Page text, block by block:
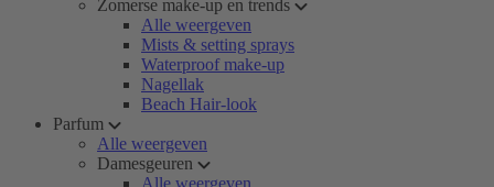
Zomerse make-up en trends
Alle weergeven
Mists & setting sprays
Waterproof make-up
Nagellak
Beach Hair-look
Parfum
Alle weergeven
Damesgeuren
Alle weergeven